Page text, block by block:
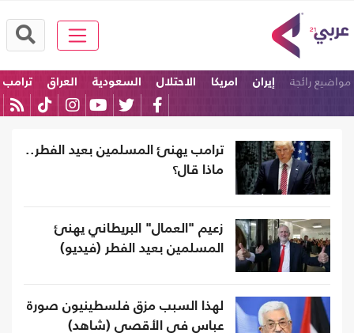
مواضيع رائجة إيران امريكا الاحتلال السعودية العراق ترامب
ترامب يهنئ المسلمين بعيد الفطر..
ماذا قال؟
زعيم "العمال" البريطاني يهنئ
المسلمين بعيد الفطر (فيديو)
لهذا السبب مزق فلسطينيون صورة
عباس في الأقصى (شاهد)